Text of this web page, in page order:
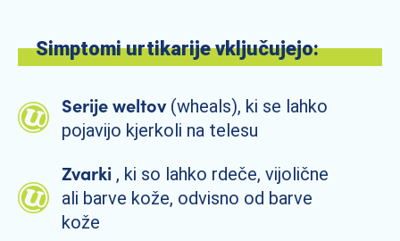
Simptomi urtikarije vključujejo:
Serije weltov(wheals), ki se lahko
pojavijo kjerkoli na telesu
Zvarki, ki so lahko rdeče, vijolične
ali barve kože, odvisno od barve
kože